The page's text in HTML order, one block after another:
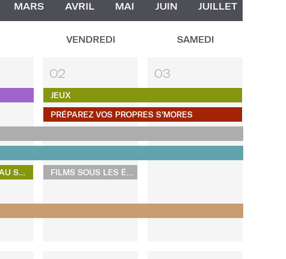
MARS AVRIL MAI JUIN JUILLET
VENDREDI SAMEDI
FÊTES DE LA VEILLE DU JOUR DE L'AN AU SOBE KIDS CLUB
02
JEUX
PRÉPAREZ VOS PROPRES S'MORES
03